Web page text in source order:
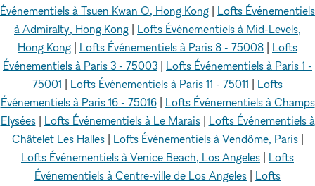
Événementiels à Tsuen Kwan O, Hong Kong
Lofts Événementiels
à Admiralty, Hong Kong
Lofts Événementiels à Mid-Levels,
Hong Kong
Lofts Événementiels à Paris 8 - 75008
Lofts
Événementiels à Paris 3 - 75003
Lofts Événementiels à Paris 1 -
75001
Lofts Événementiels à Paris 11 - 75011
Lofts
Événementiels à Paris 16 - 75016| Lofts Événementiels à Champs
Elysées| Lofts Événementiels à Le Marais| Lofts Événementiels à
Châtelet Les Halles| Lofts Événementiels à Vendôme, Paris|
Lofts Événementiels à Venice Beach, Los Angeles
Lofts
Événementiels à Centre-ville de Los Angeles
Lofts